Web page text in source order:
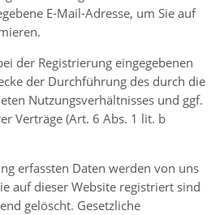
E-Mail-Adresse, um Sie auf
der Registrierung eingegebenen
der Durchführung des durch die
Nutzungsverhältnisses und ggf.
Verträge (Art. 6 Abs. 1 lit. b
erfassten Daten werden von uns
auf dieser Website registriert sind
gelöscht. Gesetzliche